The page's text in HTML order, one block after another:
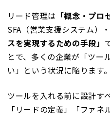
リード管理は 「概念・プロ
SFA（営業支援システム）
スを実現するための手段」
とで、多くの企業が「ツー
い」という状況に陥ります。
ツールを入れる前に設計す
「リードの定義」「ファ